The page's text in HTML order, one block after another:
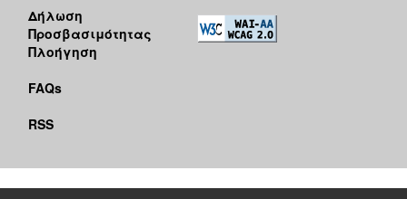
Δήλωση
Προσβασιμότητας
Πλοήγηση
FAQs
RSS